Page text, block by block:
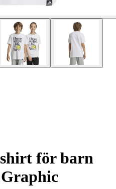
för barn